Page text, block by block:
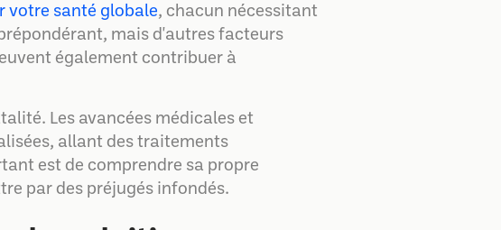
votre santé globale, chacun nécessitant
mais d'autres facteurs
également contribuer à
Les avancées médicales et
allant des traitements
est de comprendre sa propre
par des préjugés infondés.